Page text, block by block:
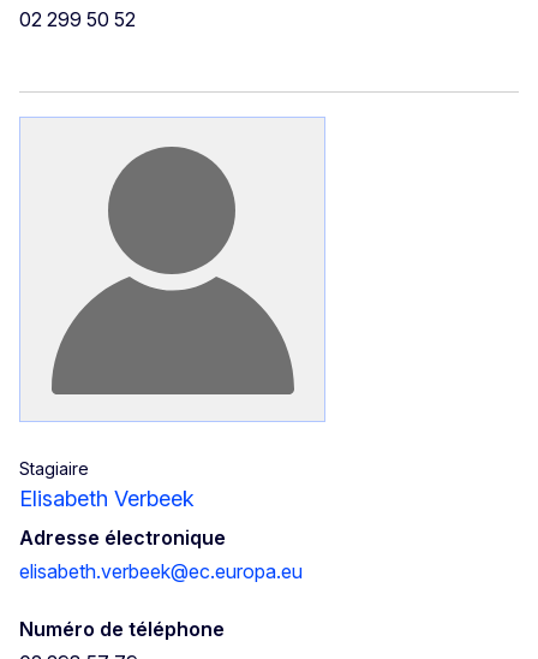
02 299 50 52
Stagiaire
Elisabeth Verbeek
Adresse électronique
elisabeth.verbeek@ec.europa.eu
Numéro de téléphone